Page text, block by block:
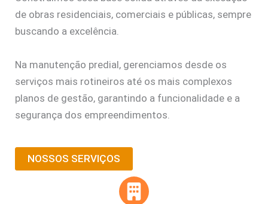
de obras residenciais, comerciais e públicas, sempre
buscando a excelência.
Na manutenção predial, gerenciamos desde os
serviços mais rotineiros até os mais complexos
planos de gestão, garantindo a funcionalidade e a
segurança dos empreendimentos.
NOSSOS SERVIÇOS